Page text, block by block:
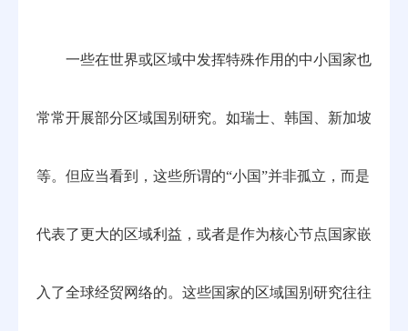
一些在世界或区域中发挥特殊作用的中小国家也
常常开展部分区域国别研究。如瑞士、韩国、新加坡
等。但应当看到，这些所谓的“小国”并非孤立，而是
代表了更大的区域利益，或者是作为核心节点国家嵌
入了全球经贸网络的。这些国家的区域国别研究往往